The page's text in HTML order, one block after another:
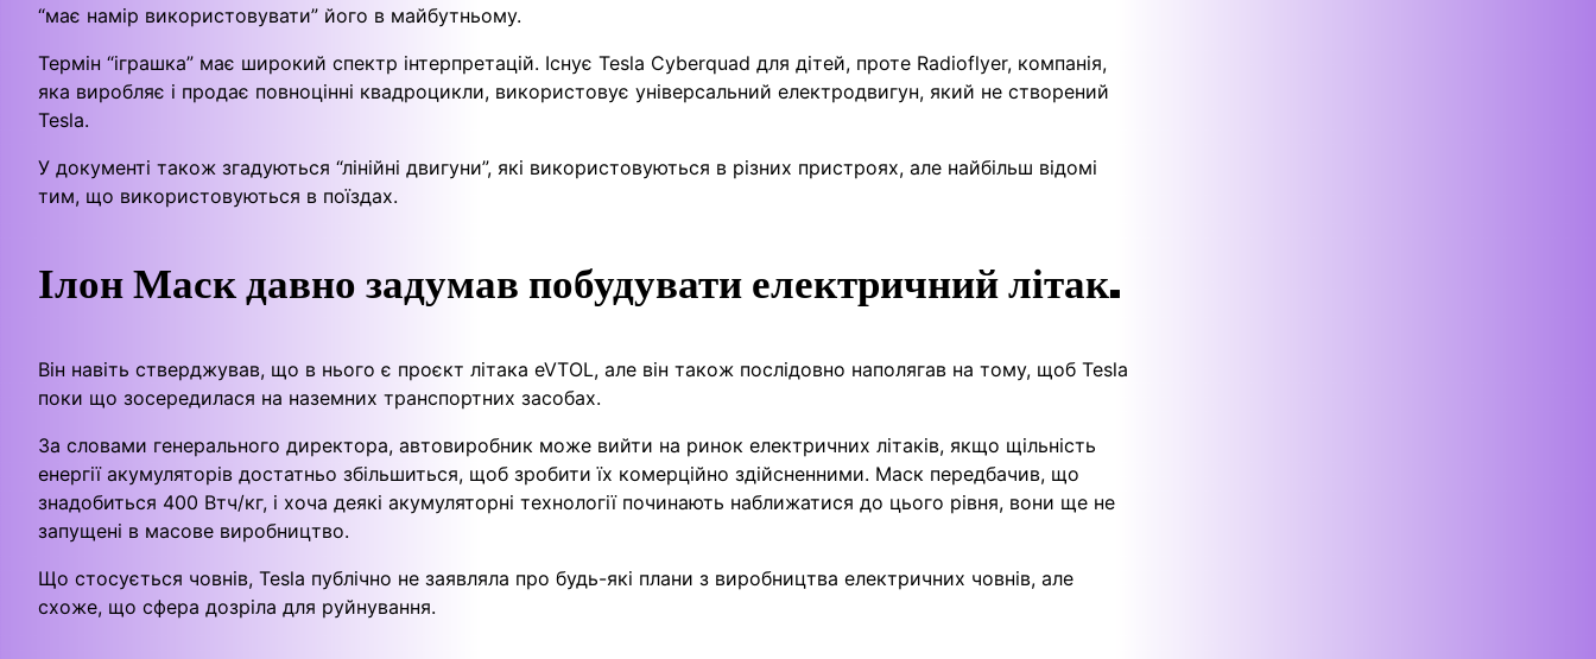
“має намір використовувати” його в майбутньому.
Термін “іграшка” має широкий спектр інтерпретацій. Існує Tesla Cyberquad для дітей, проте Radioflyer, компанія,
яка виробляє і продає повноцінні квадроцикли, використовує універсальний електродвигун, який не створений
Tesla.
У документі також згадуються “лінійні двигуни”, які використовуються в різних пристроях, але найбільш відомі
тим, що використовуються в поїздах.
Ілон Маск давно задумав побудувати електричний літак.
Він навіть стверджував, що в нього є проєкт літака eVTOL, але він також послідовно наполягав на тому, щоб Tesla
поки що зосередилася на наземних транспортних засобах.
За словами генерального директора, автовиробник може вийти на ринок електричних літаків, якщо щільність
енергії акумуляторів достатньо збільшиться, щоб зробити їх комерційно здійсненними. Маск передбачив, що
знадобиться 400 Втч/кг, і хоча деякі акумуляторні технології починають наближатися до цього рівня, вони ще не
запущені в масове виробництво.
Що стосується човнів, Tesla публічно не заявляла про будь-які плани з виробництва електричних човнів, але
схоже, що сфера дозріла для руйнування.